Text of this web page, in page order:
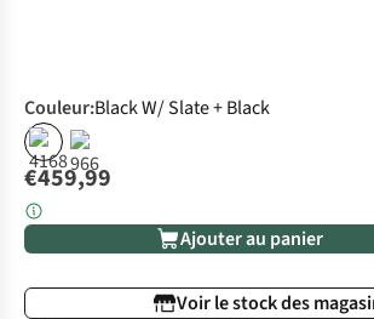
Couleur:Black W/ Slate + Black
€459,99
Ajouter au panier
Voir le stock des